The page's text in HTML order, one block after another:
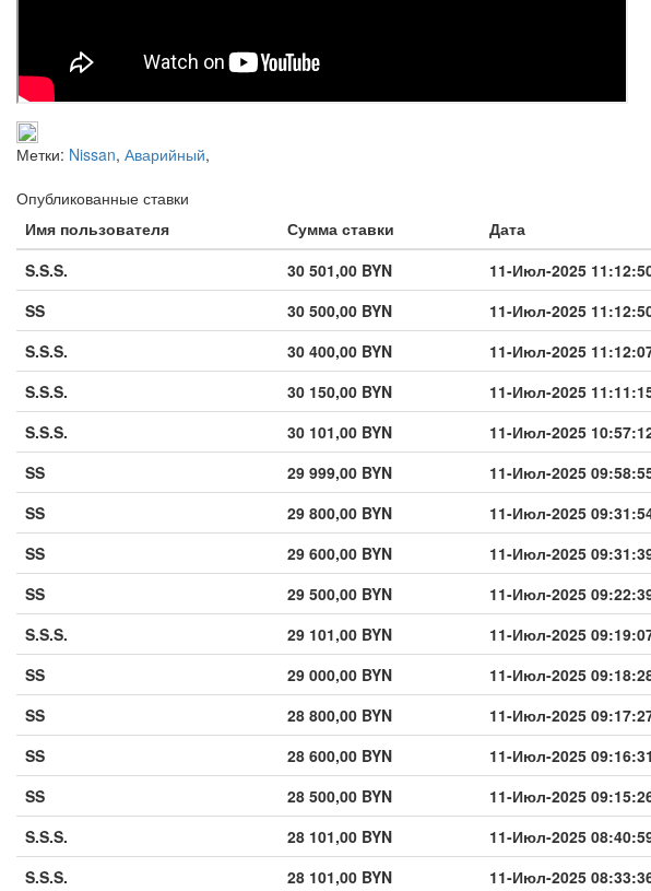
Метки: Nissan, Аварийный,
Опубликованные ставки
Имя пользователя
Сумма ставки Дата
S.S.S.
30 501,00 BYN 11-Июл-2025
SS
30 500,00 BYN
11-Июл-2025
S.S.S.
30 400,00 BYN
11-Июл-2025
S.S.S.
30 150,00 BYN
11-Июл-2025
S.S.S.
30 101,00 BYN
11-Июл-2025
SS
29 999,00 BYN
11-Июл-2025
SS
29 800,00 BYN
11-Июл-2025
SS
29 600,00 BYN
11-Июл-2025
SS
29 500,00 BYN
11-Июл-2025
S.S.S.
29 101,00 BYN
11-Июл-2025
SS
29 000,00 BYN
11-Июл-2025
SS
28 800,00 BYN
11-Июл-2025
SS
28 600,00 BYN
11-Июл-2025 09:16:31
SS
28 500,00 BYN
11-Июл-2025
S.S.S.
28 101,00 BYN
11-Июл-2025
S.S.S.
28 101,00 BYN 11-Июл-2025